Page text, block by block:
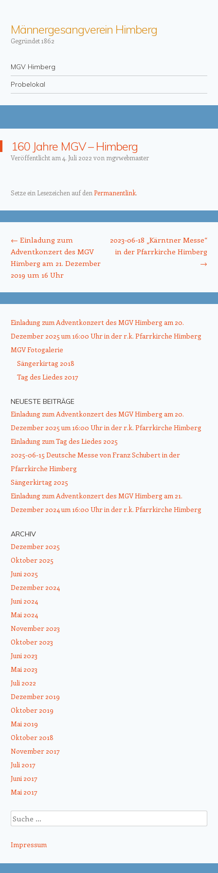
Männergesangverein Himberg
Gegründet 1862
Menü
Zum Inhalt springen
MGV Himberg
Probelokal
160 Jahre MGV – Himberg
Veröffentlicht am 4. Juli 2022 von mgvwebmaster
Setze ein Lesezeichen auf den Permanentlink.
← Einladung zum
Adventkonzert des MGV
Himberg am 21. Dezember
2019 um 16 Uhr
2023-06-18 „Kärntner Messe“
in der Pfarrkirche Himberg
→
Einladung zum Adventkonzert des MGV Himberg am 20.
Dezember 2025 um 16:00 Uhr in der r.k. Pfarrkirche Himberg
MGV Fotogalerie
Sängerkirtag 2018
Tag des Liedes 2017
NEUESTE BEITRÄGE
Einladung zum Adventkonzert des MGV Himberg am 20.
Dezember 2025 um 16:00 Uhr in der r.k. Pfarrkirche Himberg
Einladung zum Tag des Liedes 2025
2025-06-15 Deutsche Messe von Franz Schubert in der
Pfarrkirche Himberg
Sängerkirtag 2025
Einladung zum Adventkonzert des MGV Himberg am 21.
Dezember 2024 um 16:00 Uhr in der r.k. Pfarrkirche Himberg
ARCHIV
Dezember 2025
Oktober 2025
Juni 2025
Dezember 2024
Juni 2024
Mai 2024
November 2023
Oktober 2023
Juni 2023
Mai 2023
Juli 2022
Dezember 2019
Oktober 2019
Mai 2019
Oktober 2018
November 2017
Juli 2017
Juni 2017
Mai 2017
Suche
Impressum